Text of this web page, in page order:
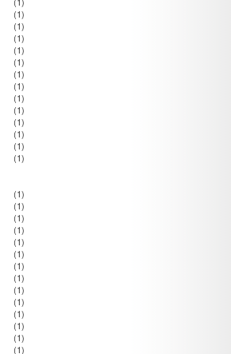
(1)
(1)
(1)
(1)
(1)
(1)
(1)
(1)
(1)
(1)
(1)
(1)
(1)
(1)
(1)
(1)
(1)
(1)
(1)
(1)
(1)
(1)
(1)
(1)
(1)
(1)
(1)